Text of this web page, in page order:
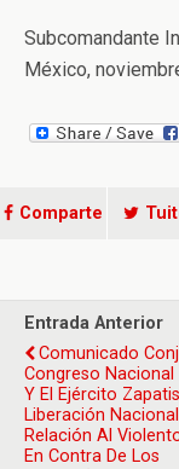
Subcomandante
México,
Comparte
Entrada Anterior
Comunicado
Congreso Nacional
Y El Ejército
Liberación
Relación Al
En Contra De Los